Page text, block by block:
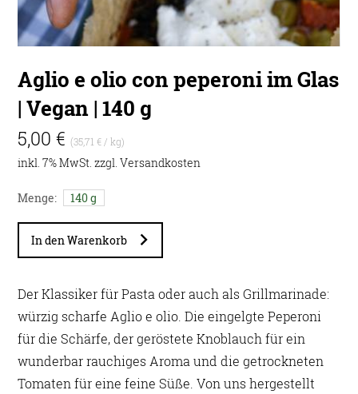
Aglio e olio con peperoni im Glas
| Vegan | 140 g
5,00 €(35,71 € / kg)
inkl. 7% MwSt. zzgl.Versandkosten
Menge: 140 g
In den Warenkorb
Der Klassiker für Pasta oder auch als Grillmarinade:
würzig scharfe Aglio e olio. Die eingelgte Peperoni
für die Schärfe, der geröstete Knoblauch für ein
wunderbar rauchiges Aroma und die getrockneten
Tomaten für eine feine Süße. Von uns hergestellt